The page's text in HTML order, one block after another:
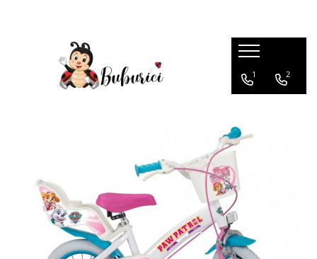
Interior
Bucătărie
Muzicale
1 2